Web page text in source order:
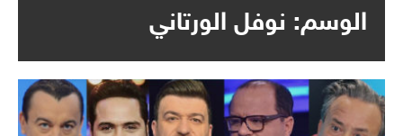
الوسم: نوفل الورتاني